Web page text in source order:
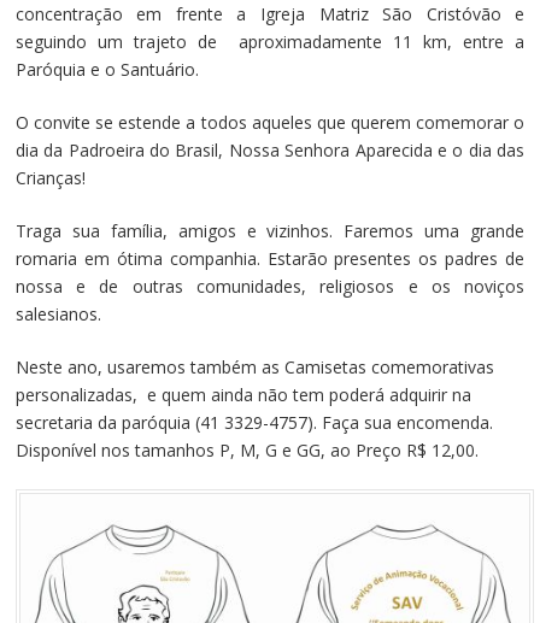
concentração em frente a Igreja Matriz São Cristóvão e
seguindo um trajeto de aproximadamente 11 km, entre a
Paróquia e o Santuário.
O convite se estende a todos aqueles que querem comemorar o
dia da Padroeira do Brasil, Nossa Senhora Aparecida e o dia das
Crianças!
Traga sua família, amigos e vizinhos. Faremos uma grande
romaria em ótima companhia. Estarão presentes os padres de
nossa e de outras comunidades, religiosos e os noviços
salesianos.
Neste ano, usaremos também as Camisetas comemorativas
personalizadas, e quem ainda não tem poderá adquirir na
secretaria da paróquia (41 3329-4757). Faça sua encomenda.
Disponível nos tamanhos P, M, G e GG, ao Preço R$ 12,00.